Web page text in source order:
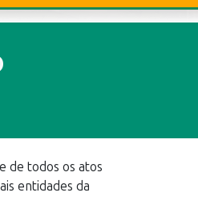
de todos os atos
entidades da